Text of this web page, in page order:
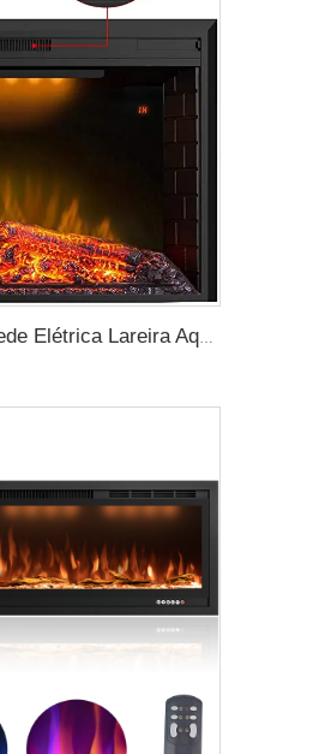
Luxstar 33 Inserção de Rede Elétrica Lareira Aquecedor 1500W 1-9 Temporizador Lareira Interna 3 Cores Efeito LED TOP